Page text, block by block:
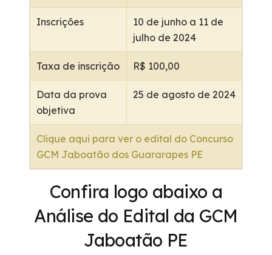
Inscrições
10 de junho a 11 de
julho de 2024
Taxa de inscrição R$ 100,00
Data da prova
objetiva
25 de agosto de 2024
Clique aqui para ver o edital do Concurso
GCM Jaboatão dos Guararapes PE
Confira logo abaixo a
Análise do Edital da GCM
Jaboatão PE